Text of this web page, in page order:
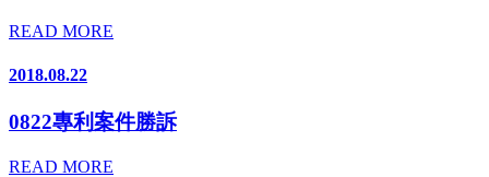
READ MORE
2018.08.22
0822專利案件勝訴
READ MORE